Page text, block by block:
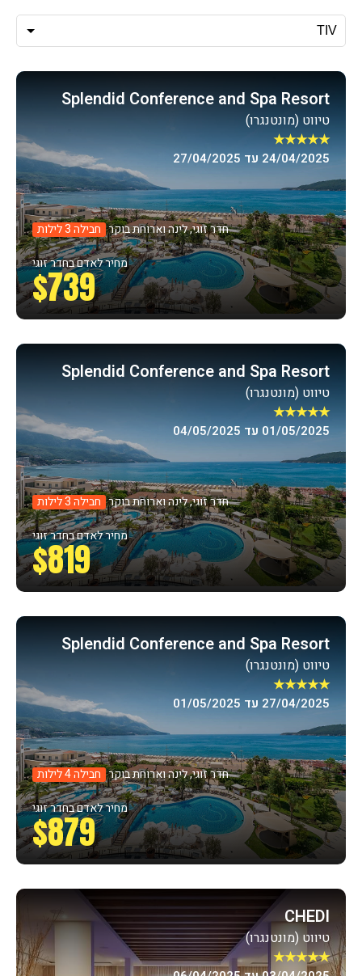
Splendid Conference and Spa Resort
טיווט (מונטנגרו)
★★★★★
24/04/2025 עד 27/04/2025
חדר זוגי, לינה וארוחת בוקר חבילה 3 לילות
מחיר לאדם בחדר זוגי
$739
Splendid Conference and Spa Resort
טיווט (מונטנגרו)
★★★★★
01/05/2025 עד 04/05/2025
חדר זוגי, לינה וארוחת בוקר חבילה 3 לילות
מחיר לאדם בחדר זוגי
$819
Splendid Conference and Spa Resort
טיווט (מונטנגרו)
★★★★★
27/04/2025 עד 01/05/2025
חדר זוגי, לינה וארוחת בוקר חבילה 4 לילות
מחיר לאדם בחדר זוגי
$879
CHEDI
טיווט (מונטנגרו)
★★★★★